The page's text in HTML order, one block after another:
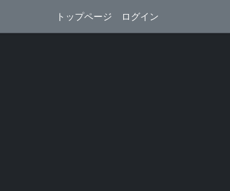
トップページ ログイン